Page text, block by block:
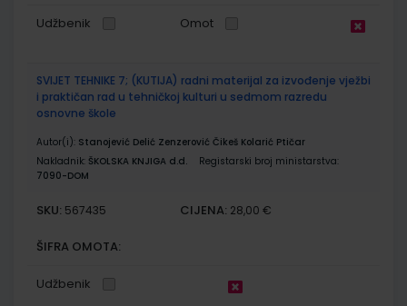
Udžbenik Omot
SVIJET TEHNIKE 7; (KUTIJA) radni materijal za izvođenje vježbi
i praktičan rad u tehničkoj kulturi u sedmom razredu
osnovne škole
Autor(i): Stanojević Delić Zenzerović Čikeš Kolarić Ptičar
Nakladnik: ŠKOLSKA KNJIGA d.d.
Registarski broj ministarstva:
7090-DOM
SKU: 567435 CIJENA: 28,00 €
ŠIFRA OMOTA:
Udžbenik